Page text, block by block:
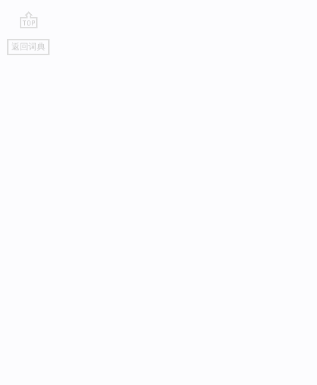
go
top
返回词典